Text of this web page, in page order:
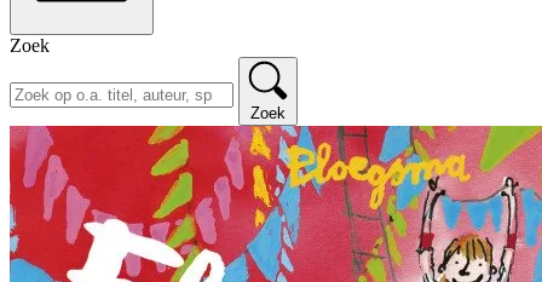
Zoek
Zoek